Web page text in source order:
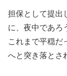
担保として提出
に、夜中であろ
これまで平穏だ
へと突き落とさ